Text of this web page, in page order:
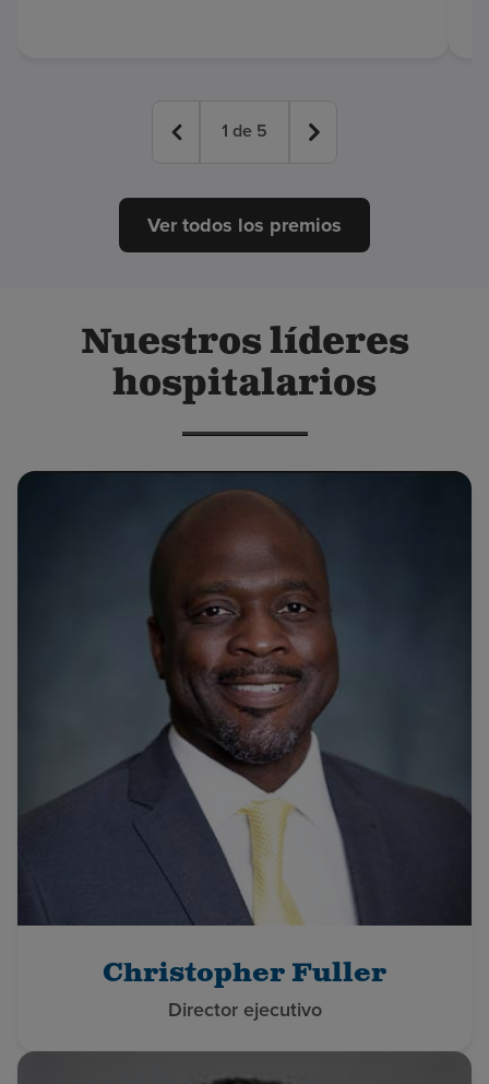
1 de 5
Ver todos los premios
Nuestros líderes
hospitalarios
Christopher Fuller
Director ejecutivo